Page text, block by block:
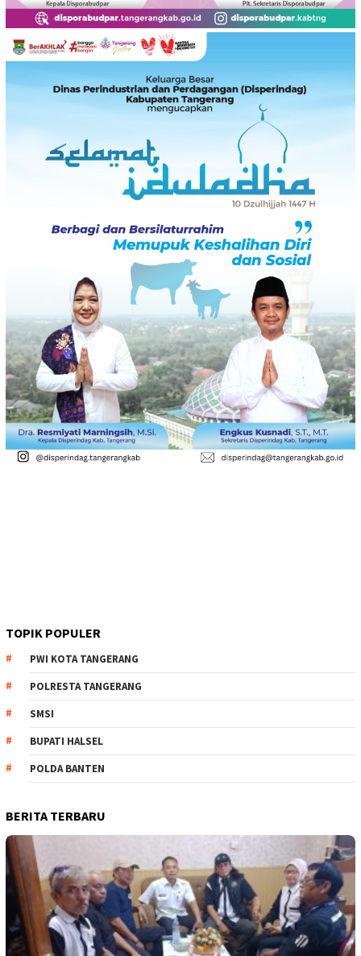
TOPIK POPULER
PWI KOTA TANGERANG
POLRESTA TANGERANG
SMSI
BUPATI HALSEL
POLDA BANTEN
BERITA TERBARU